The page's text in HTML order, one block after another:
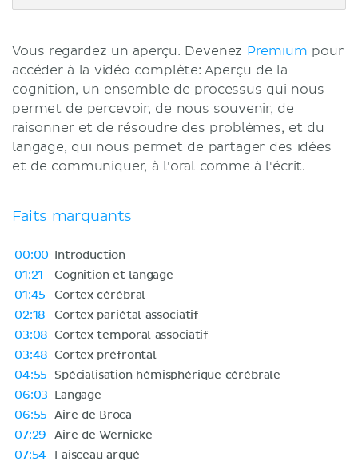
Vous regardez un aperçu. Devenez Premium pour
accéder à la vidéo complète: Aperçu de la
cognition, un ensemble de processus qui nous
permet de percevoir, de nous souvenir, de
raisonner et de résoudre des problèmes, et du
langage, qui nous permet de partager des idées
et de communiquer, à l'oral comme à l'écrit.
Faits marquants
00:00
Introduction
01:21
Cognition et langage
01:45
Cortex cérébral
02:18
Cortex pariétal associatif
03:08
Cortex temporal associatif
03:48
Cortex préfrontal
04:55
Spécialisation hémisphérique cérébrale
06:03
Langage
06:55
Aire de Broca
07:29
Aire de Wernicke
07:54
Faisceau arqué